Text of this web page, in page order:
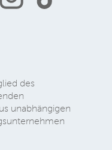
des
unabhängigen